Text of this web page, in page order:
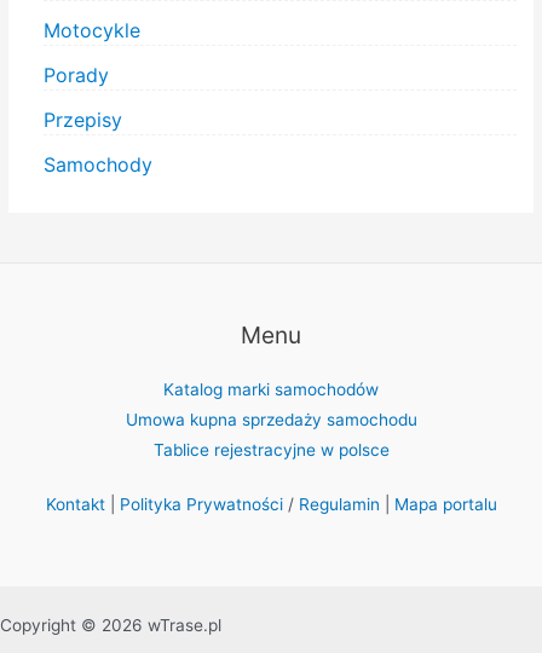
Motocykle
Porady
Przepisy
Samochody
Menu
Katalog marki samochodów
Umowa kupna sprzedaży samochodu
Tablice rejestracyjne w polsce
Kontakt| Polityka Prywatności/ Regulamin Mapa portalu
Copyright © 2026 wTrase.pl